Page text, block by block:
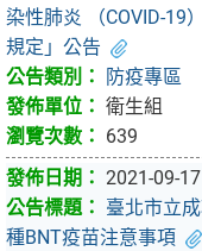
染性肺炎 （COVID-19
規定」公告
防疫專區
衛生組
639
2021-09-17
臺北市立
種BNT疫苗注意事項